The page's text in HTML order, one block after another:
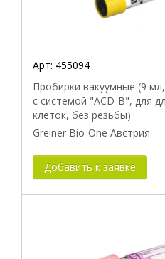
Арт: 455094
Пробирки вакуумные (9
с системой "ACD-B", для
клеток, без резьбы)
Greiner Bio-One Австрия
Добавить к заявке